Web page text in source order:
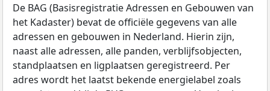
De BAG (Basisregistratie Adressen en Gebouwen van
het Kadaster) bevat de officiële gegevens van alle
adressen en gebouwen in Nederland. Hierin zijn,
naast alle adressen, alle panden, verblijfsobjecten,
standplaatsen en ligplaatsen geregistreerd. Per
adres wordt het laatst bekende energielabel zoals